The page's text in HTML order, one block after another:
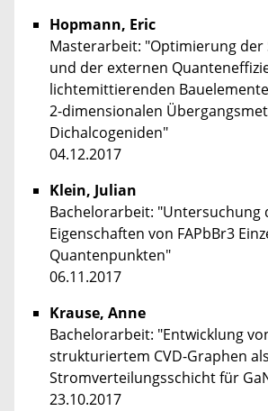
Hopmann, Eric
Masterarbeit: "Optimierung
und der externen
lichtemittierenden
2-dimensionalen
Dichalcogeniden"
04.12.2017
Klein, Julian
Bachelorarbeit: "Untersuchung
Eigenschaften von FAPbBr3
Quantenpunkten"
06.11.2017
Krause, Anne
Bachelorarbeit: "Entwicklung
strukturiertem CVD-Graphen als
Stromverteilungsschicht für
23.10.2017